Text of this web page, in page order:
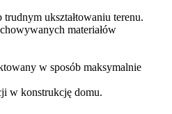
ukształtowaniu terenu.
materiałów
w sposób maksymalnie
w konstrukcję domu.